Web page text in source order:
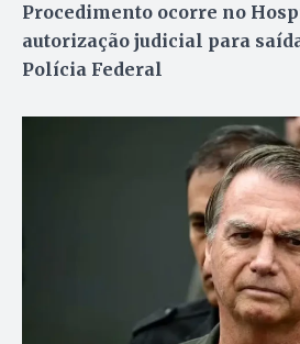
Procedimento ocorre no
autorização judicial para
Polícia Federal